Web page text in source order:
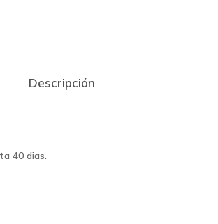
Descripción
40 dias.